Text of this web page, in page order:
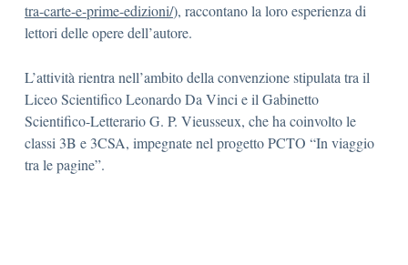
tra-carte-e-prime-edizioni/), raccontano la loro esperienza di
lettori delle opere dell’autore.
L’attività rientra nell’ambito della convenzione stipulata tra il
Liceo Scientifico Leonardo Da Vinci e il Gabinetto
Scientifico-Letterario G. P. Vieusseux, che ha coinvolto le
classi 3B e 3CSA, impegnate nel progetto PCTO “In viaggio
tra le pagine”.